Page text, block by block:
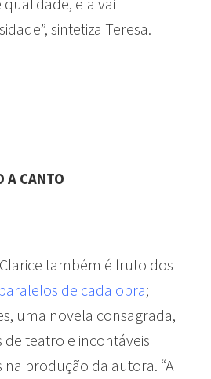
sintetiza Teresa.
A CANTO
também é fruto dos
de cada obra;
uma novela consagrada,
de teatro e incontáveis
na produção da autora. “A